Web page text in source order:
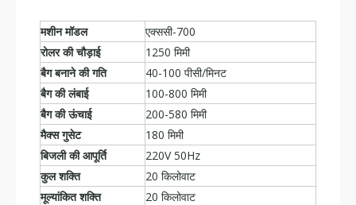
मशीन मॉडल
एक्ससी-700
रोलर की चौड़ाई
1250 मिमी
बैग बनाने की गति
40-100 पीसी/मिनट
बैग की लंबाई
100-800 मिमी
बैग की ऊंचाई
200-580 मिमी
मैक्स गुसेट
180 मिमी
बिजली की आपूर्ति
220V 50Hz
कुल शक्ति
20 किलोवाट
मूल्यांकित शक्ति
20 किलोवाट